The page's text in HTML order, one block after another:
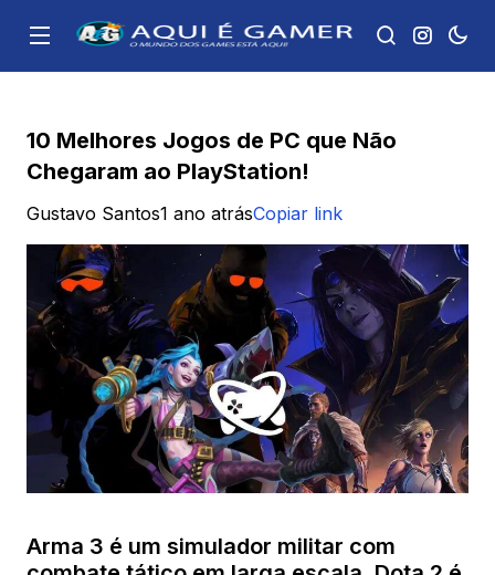
10 Melhores Jogos de PC que Não
Chegaram ao PlayStation!
Gustavo Santos1 ano atrásCopiar link
Arma 3 é um simulador militar com